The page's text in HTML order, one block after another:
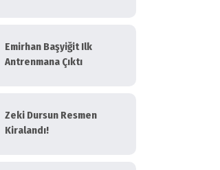
Emirhan Başyiğit Ilk
Antrenmana Çıktı
Zeki Dursun Resmen
Kiralandı!